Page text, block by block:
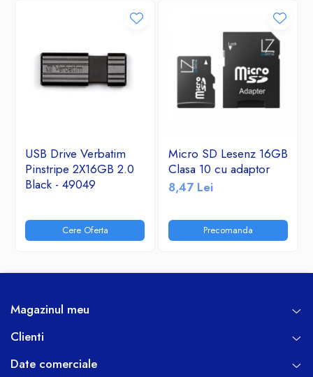
USB Drive Verbatim
Pinstripe 2X16GB 2.0
Black - 49049
Cere Oferta
Micro SD Lesenz 16GB
Clasa 10 cu adaptor
8,47 Lei
Precomanda
Magazinul meu
Clienti
Date comerciale